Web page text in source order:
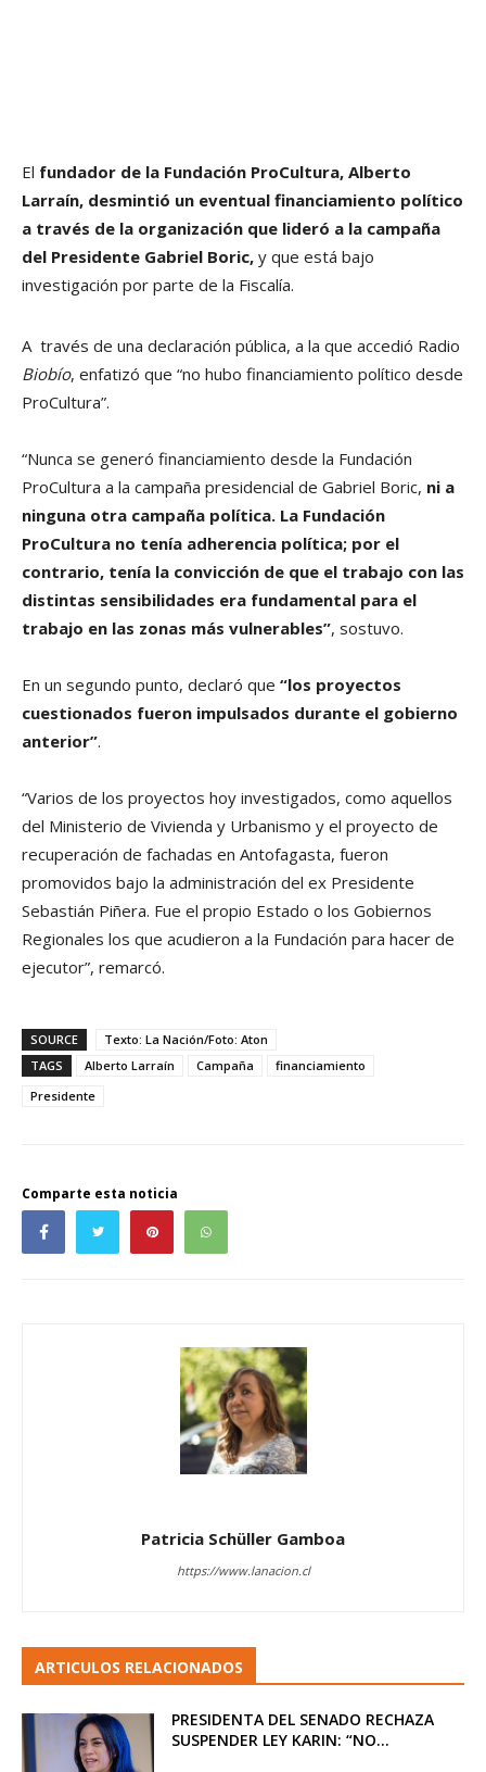
El fundador de la Fundación ProCultura, Alberto
Larraín, desmintió un eventual financiamiento político
a través de la organización que lideró a la campaña
del Presidente Gabriel Boric, y que está bajo
investigación por parte de la Fiscalía.
A través de una declaración pública, a la que accedió Radio
Biobío, enfatizó que “no hubo financiamiento político desde
ProCultura”.
“Nunca se generó financiamiento desde la Fundación
ProCultura a la campaña presidencial de Gabriel Boric, ni a
ninguna otra campaña política. La Fundación
ProCultura no tenía adherencia política; por el
contrario, tenía la convicción de que el trabajo con las
distintas sensibilidades era fundamental para el
trabajo en las zonas más vulnerables”, sostuvo.
En un segundo punto, declaró que “los proyectos
cuestionados fueron impulsados durante el gobierno
anterior”.
“Varios de los proyectos hoy investigados, como aquellos
del Ministerio de Vivienda y Urbanismo y el proyecto de
recuperación de fachadas en Antofagasta, fueron
promovidos bajo la administración del ex Presidente
Sebastián Piñera. Fue el propio Estado o los Gobiernos
Regionales los que acudieron a la Fundación para hacer de
ejecutor”, remarcó.
SOURCE
Texto: La Nación/Foto: Aton
TAGS
Alberto Larraín Campaña
financiamiento
Presidente
Comparte esta noticia
Patricia Schüller Gamboa
https://www.lanacion.cl
ARTICULOS RELACIONADOS
PRESIDENTA DEL SENADO RECHAZA
SUSPENDER LEY KARIN: “NO...